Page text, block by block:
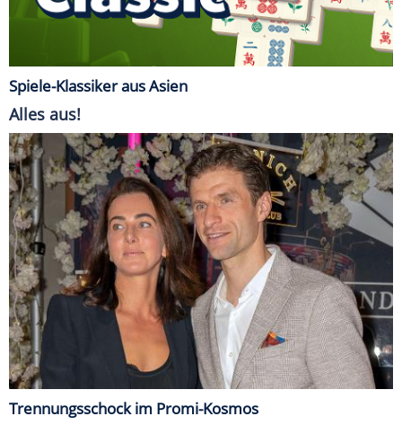
Spiele-Klassiker aus Asien
Alles aus!
Trennungsschock im Promi-Kosmos